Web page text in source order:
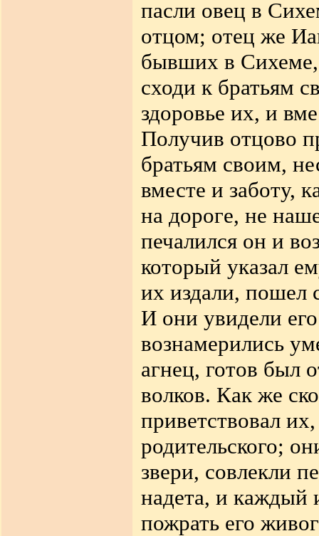
пасли овец в
отцом; отец же
бывших в Сихеме,
сходи к братьям
здоровье их, и
Получив отцово
братьям своим,
вместе и заботу,
на дороге, не
печалился он и
который указал
их издали, пошел
И они увидели
вознамерились
агнец, готов был
волков. Как же
приветствовал
родительского;
звери, совлекли
надета, и каждый
пожрать его